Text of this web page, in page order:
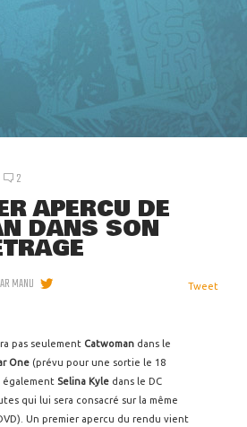
2
APERCU DE
DANS SON
MANU Tweet
pas seulement Catwoman dans le
One (prévu pour une sortie le 18
également Selina Kyle dans le DC
qui lui sera consacré sur la même
Un premier apercu du rendu vient